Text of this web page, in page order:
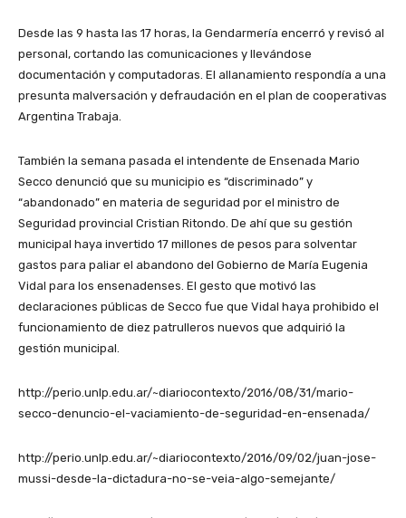
Desde las 9 hasta las 17 horas, la Gendarmería encerró y revisó al
personal, cortando las comunicaciones y llevándose
documentación y computadoras. El allanamiento respondía a una
presunta malversación y defraudación en el plan de cooperativas
Argentina Trabaja.
También la semana pasada el intendente de Ensenada Mario
Secco denunció que su municipio es “discriminado” y
“abandonado” en materia de seguridad por el ministro de
Seguridad provincial Cristian Ritondo. De ahí que su gestión
municipal haya invertido 17 millones de pesos para solventar
gastos para paliar el abandono del Gobierno de María Eugenia
Vidal para los ensenadenses. El gesto que motivó las
declaraciones públicas de Secco fue que Vidal haya prohibido el
funcionamiento de diez patrulleros nuevos que adquirió la
gestión municipal.
http://perio.unlp.edu.ar/~diariocontexto/2016/08/31/mario-
secco-denuncio-el-vaciamiento-de-seguridad-en-ensenada/
http://perio.unlp.edu.ar/~diariocontexto/2016/09/02/juan-jose-
mussi-desde-la-dictadura-no-se-veia-algo-semejante/